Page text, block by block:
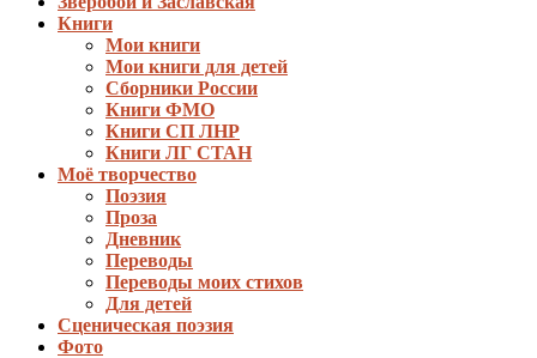
Книги
Мои книги
Мои книги для детей
Сборники России
Книги ФМО
Книги СП ЛНР
Книги ЛГ СТАН
Моё творчество
Поэзия
Проза
Дневник
Переводы
Переводы моих стихов
Для детей
Сценическая поэзия
Фото